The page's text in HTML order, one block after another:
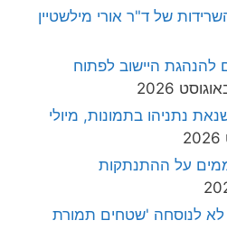
של ד"ר אורי מילשטיין
להנהגת היישוב לפתוח
נתניהו בתמונות, מיולי
על ההתנתקות
לא לנוסחה 'שטחים תמורת